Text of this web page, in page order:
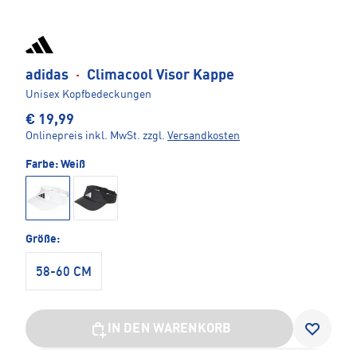
adidas · Climacool Visor Kappe
Unisex Kopfbedeckungen
€ 19,99
Onlinepreis inkl. MwSt. zzgl. Versandkosten
Farbe: Weiß
Größe:
58-60 CM
IN DEN WARENKORB